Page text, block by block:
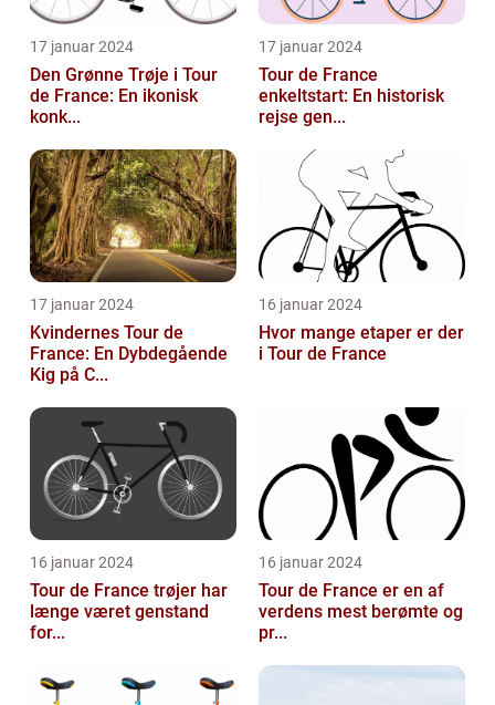
17 januar 2024
Den Grønne Trøje i Tour
de France: En ikonisk
konk...
17 januar 2024
Tour de France
enkeltstart: En historisk
rejse gen...
17 januar 2024
Kvindernes Tour de
France: En Dybdegående
Kig på C...
16 januar 2024
Hvor mange etaper er der
i Tour de France
16 januar 2024
Tour de France trøjer har
længe været genstand
for...
16 januar 2024
Tour de France er en af
verdens mest berømte og
pr...